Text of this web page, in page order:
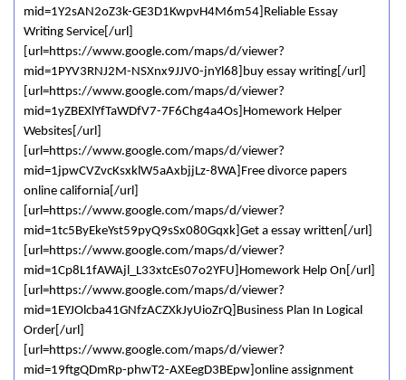
mid=1Y2sAN2oZ3k-GE3D1KwpvH4M6m54]Reliable Essay
Writing Service[/url]
[url=https://www.google.com/maps/d/viewer?
mid=1PYV3RNJ2M-NSXnx9JJV0-jnYl68]buy essay writing[/url]
[url=https://www.google.com/maps/d/viewer?
mid=1yZBEXlYfTaWDfV7-7F6Chg4a4Os]Homework Helper
Websites[/url]
[url=https://www.google.com/maps/d/viewer?
mid=1jpwCVZvcKsxklW5aAxbjjLz-8WA]Free divorce papers
online california[/url]
[url=https://www.google.com/maps/d/viewer?
mid=1tc5ByEkeYst59pyQ9sSx080Gqxk]Get a essay written[/url]
[url=https://www.google.com/maps/d/viewer?
mid=1Cp8L1fAWAjl_L33xtcEs07o2YFU]Homework Help On[/url]
[url=https://www.google.com/maps/d/viewer?
mid=1EYJOlcba41GNfzACZXkJyUioZrQ]Business Plan In Logical
Order[/url]
[url=https://www.google.com/maps/d/viewer?
mid=19ftgQDmRp-phwT2-AXEegD3BEpw]online assignment